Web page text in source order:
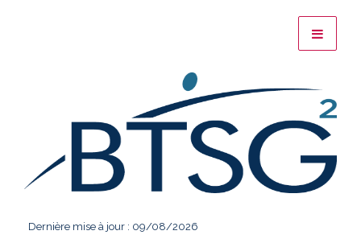
Dernière mise à jour : 09/08/2026